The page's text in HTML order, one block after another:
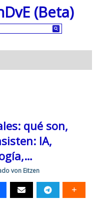
(Beta)
qué son,
IA,
von Eitzen